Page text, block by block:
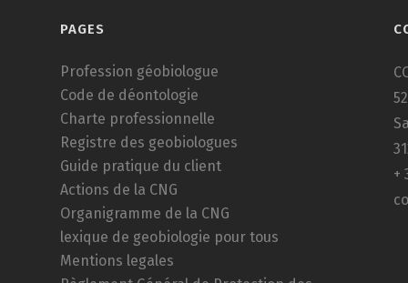
PAGES
Profession géobiologue
Code de déontologie
Charte professionnelle
Registre des geobiologues
Guide pratique du client
Actions de la CNG
Organigramme de la CNG
lexique de geobiologie pour tous
Mentions legales
+